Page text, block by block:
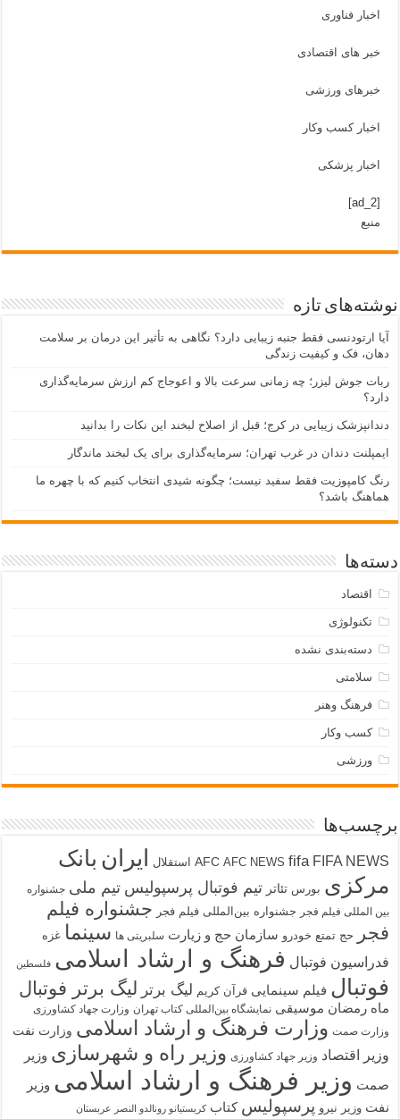
اخبار فناوری
خبر های اقتصادی
خبرهای ورزشی
اخبار کسب وکار
اخبار پزشکی
[ad_2]
منبع
نوشته‌های تازه
آیا ارتودنسی فقط جنبه زیبایی دارد؟ نگاهی به تأثیر این درمان بر سلامت
دهان، فک و کیفیت زندگی
ربات جوش لیزر؛ چه زمانی سرعت بالا و اعوجاج کم ارزش سرمایه‌گذاری
دارد؟
دندانپزشک زیبایی در کرج؛ قبل از اصلاح لبخند این نکات را بدانید
ایمپلنت دندان در غرب تهران؛ سرمایه‌گذاری برای یک لبخند ماندگار
رنگ کامپوزیت فقط سفید نیست؛ چگونه شیدی انتخاب کنیم که با چهره ما
هماهنگ باشد؟
دسته‌ها
اقتصاد
تکنولوژی
دسته‌بندی نشده
سلامتی
فرهنگ وهنر
کسب وکار
ورزشی
برچسب‌ها
AFC AFC NEWS fifa FIFA NEWS استقلال ایران بانک
مرکزی بورس تئاتر تیم فوتبال پرسپولیس تیم ملی جشنواره
بین المللی فیلم فجر جشنواره بین‌المللی فیلم فجر جشنواره فیلم
فجر
حج تمتع خودرو سازمان حج و زیارت سلبریتی ها سینما غزه
فدراسیون فوتبال فرهنگ و ارشاد اسلامی فلسطین
فوتبال فیلم سینمایی قرآن کریم لیگ برتر لیگ برتر فوتبال
ماه رمضان موسیقی نمایشگاه بین‌المللی کتاب تهران وزارت جهاد کشاورزی
وزارت صمت وزارت فرهنگ و ارشاد اسلامی وزارت نفت
وزیر اقتصاد وزیر جهاد کشاورزی وزیر راه و شهرسازی وزیر
صمت وزیر فرهنگ و ارشاد اسلامی وزیر
نفت وزیر نیرو پرسپولیس کتاب کریستیانو رونالدو النصر عربستان